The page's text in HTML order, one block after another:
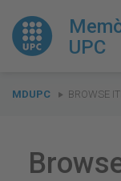
UPC
You
MDUPC BROWSE